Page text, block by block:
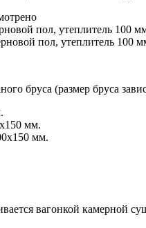
пол, утеплитель 100
пол, утеплитель 100
бруса (размер бруса
мм.
мм.
вагонкой камерной